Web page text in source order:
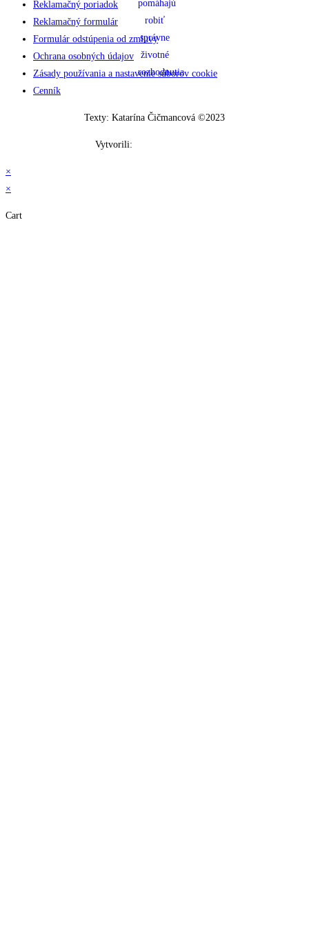
Reklamačný poriadok
Reklamačný formulár
Formulár odstúpenia od zmluvy
Ochrana osobných údajov
Zásady používania a nastavenie súborov cookie
Cenník
Texty: Katarína Čičmancová ©2023
Vytvorili:
×
×
Cart